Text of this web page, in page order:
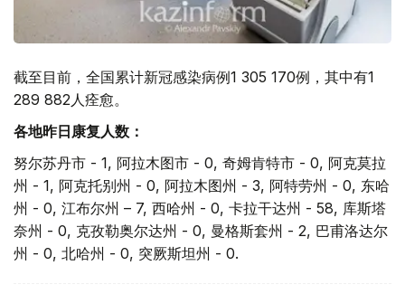
截至目前，全国累计新冠感染病例1 305 170例，其中有1
289 882人痊愈。
各地昨日康复人数：
努尔苏丹市 - 1, 阿拉木图市 - 0, 奇姆肯特市 - 0, 阿克莫拉
州 - 1, 阿克托别州 - 0, 阿拉木图州 - 3, 阿特劳州 - 0, 东哈
州 - 0, 江布尔州 – 7, 西哈州 - 0, 卡拉干达州 - 58, 库斯塔
奈州 - 0, 克孜勒奥尔达州 - 0, 曼格斯套州 - 2, 巴甫洛达尔
州 - 0, 北哈州 - 0, 突厥斯坦州 - 0.